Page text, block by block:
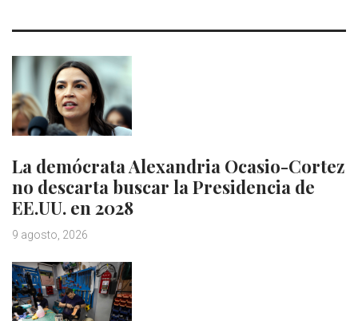
La demócrata Alexandria Ocasio-Cortez
no descarta buscar la Presidencia de
EE.UU. en 2028
9 agosto, 2026